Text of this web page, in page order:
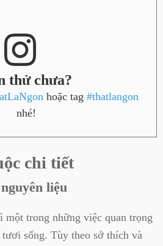
thử chưa?
hoặc tag #thatlangon
nhé!
chi tiết
liệu
trong những việc quan trọng
sống. Tùy theo sở thích và